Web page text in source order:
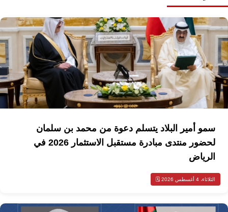
سمو أمير البلاد يتسلم دعوة من محمد بن سلمان
لحضور منتدى مبادرة مستقبل الاستثمار 2026 في
الرياض
الثلاثاء، 4 أغسطس 2026 🗓️